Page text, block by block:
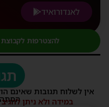
לאנדורואיד
להצטרפות
אין לשלוח תגובות שאינם
הסתהבמידה ולא ניתן